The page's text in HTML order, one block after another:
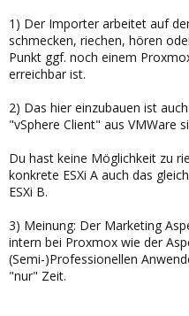
1) Der Importer arbeitet auf
schmecken, riechen, hören
Punkt ggf. noch einem
erreichbar ist.
2) Das hier einzubauen ist
"vSphere Client" aus VMWare
Du hast keine Möglichkeit zu
konkrete ESXi A auch das
ESXi B.
3) Meinung: Der Marketing
intern bei Proxmox wie der
(Semi-)Professionellen
"nur" Zeit.